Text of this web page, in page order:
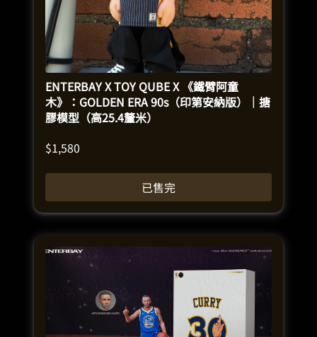
ENTERBAY X TOY QUBE X 《鐵臂阿童
木》：GOLDEN ERA 90s（印第安納版）｜搪
膠模型（高25.4釐米）
$1,580
已售完